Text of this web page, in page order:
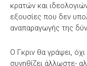
κρατών και
εξουσίες που δεν
αναπαραγωγής της
Ο Γκριν θα γράψει,
συνηθίζει άλλωστε-